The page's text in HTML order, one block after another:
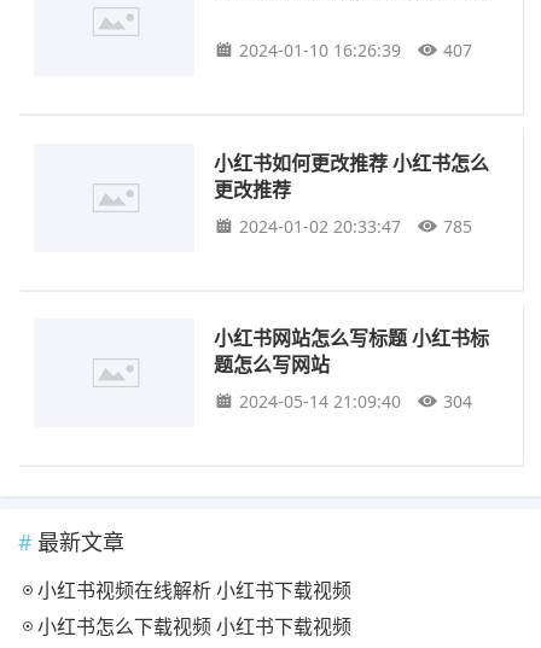
2024-01-10 16:26:39 407
小红书如何更改推荐 小红书怎么
更改推荐
2024-01-02 20:33:47 785
小红书网站怎么写标题 小红书标
题怎么写网站
2024-05-14 21:09:40 304
最新文章
小红书视频在线解析 小红书下载视频
小红书怎么下载视频 小红书下载视频